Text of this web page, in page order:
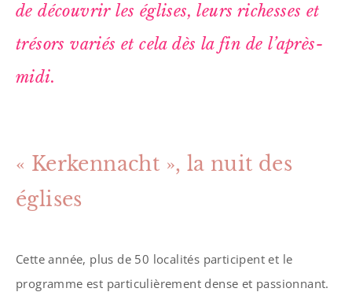
de découvrir les églises, leurs richesses et
trésors variés et cela dès la fin de l’après-
midi.
« Kerkennacht », la nuit des
églises
Cette année, plus de 50 localités participent et le
programme est particulièrement dense et passionnant.